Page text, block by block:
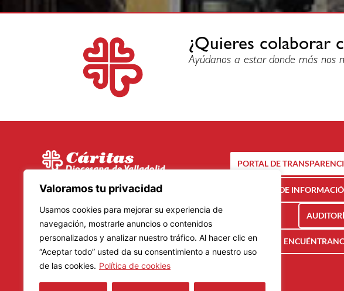
Valoramos tu privacidad
Usamos cookies para mejorar su experiencia de
navegación, mostrarle anuncios o contenidos
personalizados y analizar nuestro tráfico. Al hacer clic en
“Aceptar todo” usted da su consentimiento a nuestro uso
de las cookies. Política de cookies
¿Quieres colaborar
Ayúdanos a estar donde más nos
47002 – Valladolid
Teléfono: 983 20 23 01
Lunes a Viernes
Mañanas: De 9.00 a 14.00 horas
Tardes: De 16.00 a 19.00 horas
PORTAL DE
CANAL DE